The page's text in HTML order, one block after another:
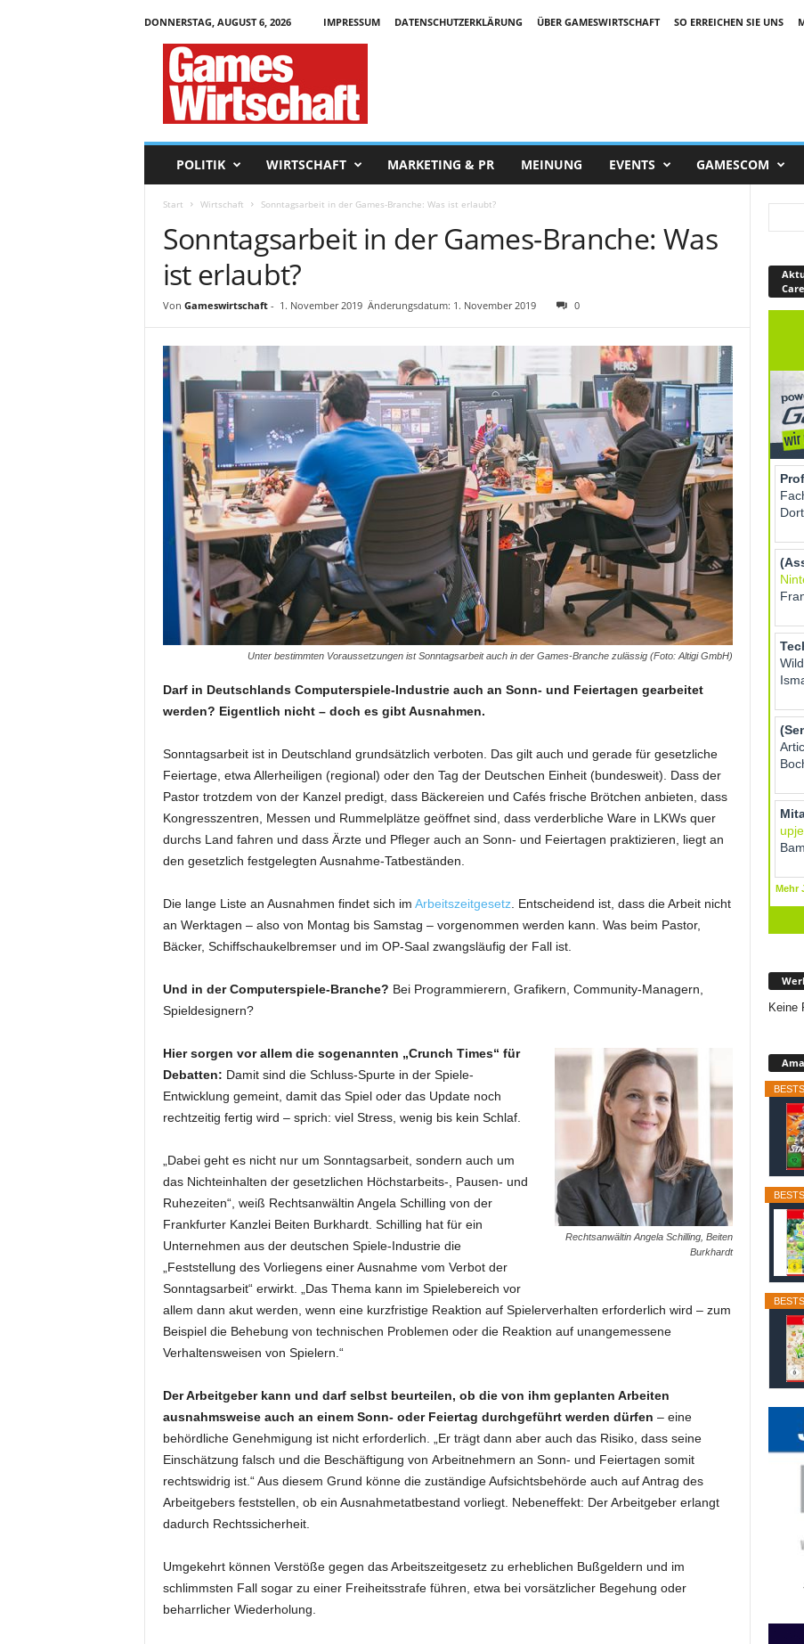
DONNERSTAG, AUGUST 6, 2026 IMPRESSUM DATENSCHUTZERKLÄRUNG ÜBER GAMESWIRTSCHAFT SO ERREICHEN SIE UNS
POLITIK WIRTSCHAFT MARKETING & PR MEINUNG EVENTS GAMESCOM
Start Wirtschaft Sonntagsarbeit in der Games-Branche: Was ist erlaubt?
Sonntagsarbeit in der Games-Branche: Was
ist erlaubt?
Von Gameswirtschaft- 1. November 2019 Änderungsdatum: 1. November 2019 0
Unter bestimmten Voraussetzungen ist Sonntagsarbeit auch in der Games-Branche zulässig (Foto: Altigi GmbH)
Darf in Deutschlands Computerspiele-Industrie auch an Sonn- und Feiertagen gearbeitet
werden? Eigentlich nicht – doch es gibt Ausnahmen.
Sonntagsarbeit ist in Deutschland grundsätzlich verboten. Das gilt auch und gerade für gesetzliche
Feiertage, etwa Allerheiligen (regional) oder den Tag der Deutschen Einheit (bundesweit). Dass der
Pastor trotzdem von der Kanzel predigt, dass Bäckereien und Cafés frische Brötchen anbieten, dass
Kongresszentren, Messen und Rummelplätze geöffnet sind, dass verderbliche Ware in LKWs quer
durchs Land fahren und dass Ärzte und Pfleger auch an Sonn- und Feiertagen praktizieren, liegt an
den gesetzlich festgelegten Ausnahme-Tatbeständen.
Die lange Liste an Ausnahmen findet sich im Arbeitszeitgesetz. Entscheidend ist, dass die Arbeit nicht
an Werktagen – also von Montag bis Samstag – vorgenommen werden kann. Was beim Pastor,
Bäcker, Schiffschaukelbremser und im OP-Saal zwangsläufig der Fall ist.
Und in der Computerspiele-Branche? Bei Programmierern, Grafikern, Community-Managern,
Spieldesignern?
Rechtsanwältin Angela Schilling, Beiten
Burkhardt
Hier sorgen vor allem die sogenannten „Crunch Times“ für
Debatten: Damit sind die Schluss-Spurte in der Spiele-
Entwicklung gemeint, damit das Spiel oder das Update noch
rechtzeitig fertig wird – sprich: viel Stress, wenig bis kein Schlaf.
„Dabei geht es nicht nur um Sonntagsarbeit, sondern auch um
das Nichteinhalten der gesetzlichen Höchstarbeits-, Pausen- und
Ruhezeiten“, weiß Rechtsanwältin Angela Schilling von der
Frankfurter Kanzlei Beiten Burkhardt. Schilling hat für ein
Unternehmen aus der deutschen Spiele-Industrie die
„Feststellung des Vorliegens einer Ausnahme vom Verbot der
Sonntagsarbeit“ erwirkt. „Das Thema kann im Spielebereich vor
allem dann akut werden, wenn eine kurzfristige Reaktion auf Spielerverhalten erforderlich wird – zum
Beispiel die Behebung von technischen Problemen oder die Reaktion auf unangemessene
Verhaltensweisen von Spielern.“
Der Arbeitgeber kann und darf selbst beurteilen, ob die von ihm geplanten Arbeiten
ausnahmsweise auch an einem Sonn- oder Feiertag durchgeführt werden dürfen – eine
behördliche Genehmigung ist nicht erforderlich. „Er trägt dann aber auch das Risiko, dass seine
Einschätzung falsch und die Beschäftigung von Arbeitnehmern an Sonn- und Feiertagen somit
rechtswidrig ist.“ Aus diesem Grund könne die zuständige Aufsichtsbehörde auch auf Antrag des
Arbeitgebers feststellen, ob ein Ausnahmetatbestand vorliegt. Nebeneffekt: Der Arbeitgeber erlangt
dadurch Rechtssicherheit.
Umgekehrt können Verstöße gegen das Arbeitszeitgesetz zu erheblichen Bußgeldern und im
schlimmsten Fall sogar zu einer Freiheitsstrafe führen, etwa bei vorsätzlicher Begehung oder
beharrlicher Wiederholung.
Keine